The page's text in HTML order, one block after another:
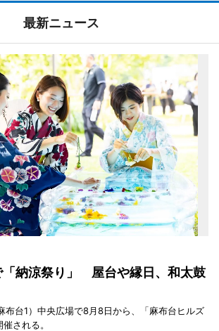
最新ニュース
「納涼祭り」 屋台や縁日、和太鼓
布台1）中央広場で8月8日から、「麻布台ヒルズ
される。